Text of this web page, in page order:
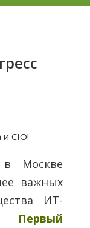
CIO!
в Москве
важных
ИТ-
- Первый